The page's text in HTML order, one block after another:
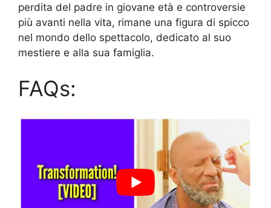
perdita del padre in giovane età e controversie
più avanti nella vita, rimane una figura di spicco
nel mondo dello spettacolo, dedicato al suo
mestiere e alla sua famiglia.
FAQs: